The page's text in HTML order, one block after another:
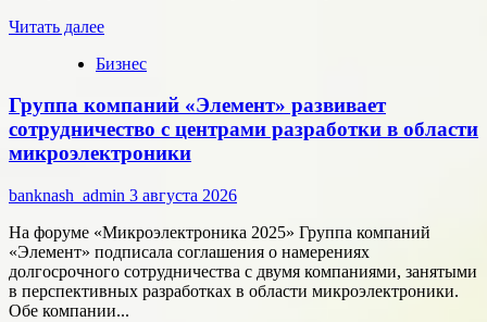
Читать далееПрочитать
о
цифровые
активы
меняют
подход
онлайн-
Бизнес
Группа компаний «Элемент» развивает
сотрудничество с центрами разработки в области
микроэлектроники
banknash_admin 3 августа 2026
На форуме «Микроэлектроника 2025» Группа компаний
«Элемент» подписала соглашения о намерениях
долгосрочного сотрудничества с двумя компаниями, занятыми
в перспективных разработках в области микроэлектроники.
Обе компании...